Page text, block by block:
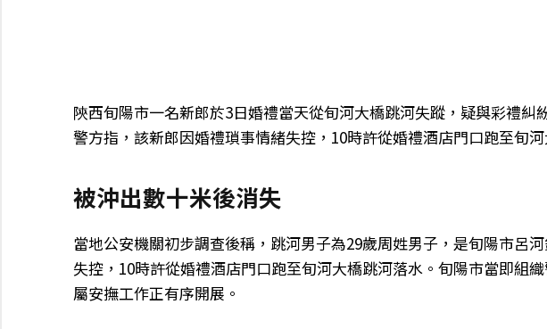
陝西旬陽市一名新郎於3日婚禮當天從旬河大橋跳河失蹤，疑與彩禮糾
警方指，該新郎因婚禮瑣事情緒失控，10時許從婚禮酒店門口跑至旬河
被沖出數十米後消失
當地公安機關初步調查後稱，跳河男子為29歲周姓男子，是旬陽市呂
失控，10時許從婚禮酒店門口跑至旬河大橋跳河落水。旬陽市當即組
屬安撫工作正有序開展。